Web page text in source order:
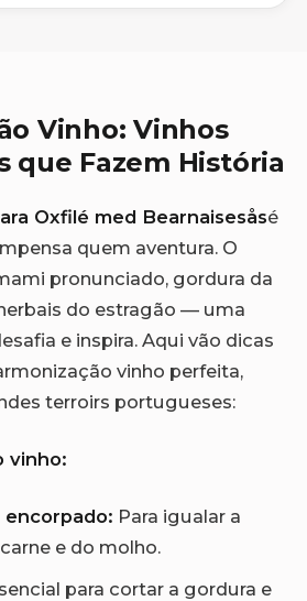
Vinho: Vinhos
que Fazem História
Oxfilé med Bearnaisesåsé
quem aventura. O
pronunciado, gordura da
do estragão — uma
e inspira. Aqui vão dicas
vinho perfeita,
terroirs portugueses:
vinho:
encorpado: Para igualar a
e do molho.
para cortar a gordura e